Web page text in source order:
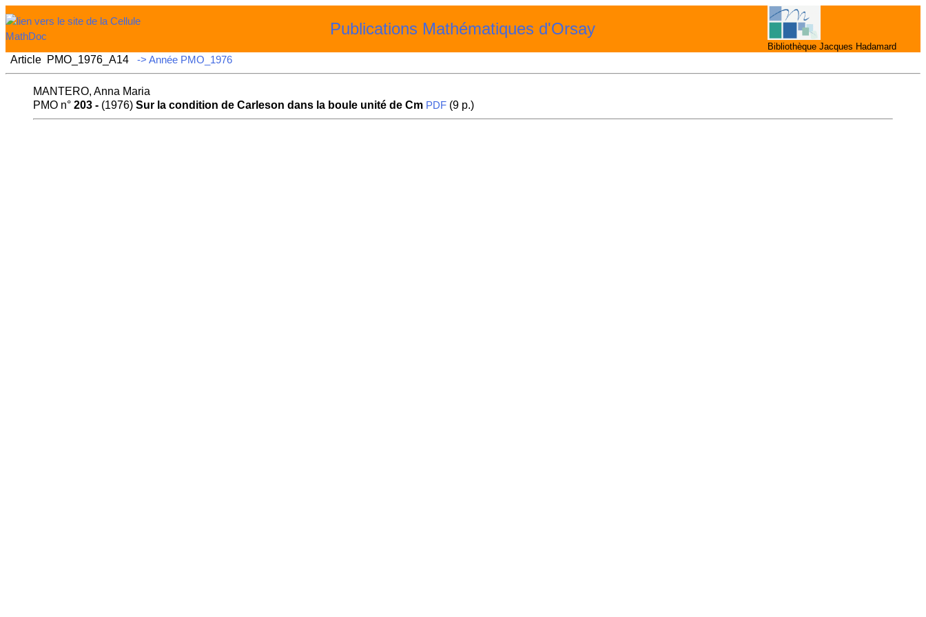
Publications Mathématiques d'Orsay
Bibliothèque Jacques Hadamard
Article PMO_1976_A14 -> Année PMO_1976
MANTERO, Anna Maria
PMO n° 203 - (1976) Sur la condition de Carleson dans la boule unité de Cm PDF (9 p.)